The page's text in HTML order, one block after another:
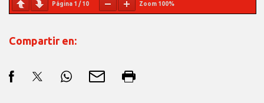
Página 1 / 10 Zoom 100%
Compartir en: